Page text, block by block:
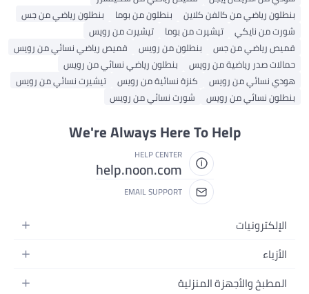
بنطلون رياضي من كالفن كلاين
بنطلون من بوما
بنطلون رياضي من جس
شورت من نايكي
تيشيرت من بوما
تيشيرت من رويس
قميص رياضي من جس
بنطلون من رويس
قميص رياضي نسائي من رويس
حمالات صدر رياضية من رويس
بنطلون رياضي نسائي من رويس
هودي نسائي من رويس
كنزة نسائية من رويس
تيشيرت نسائي من رويس
بنطلون نسائي من رويس
شورت نسائي من رويس
We're Always Here To Help
HELP CENTER
help.noon.com
EMAIL SUPPORT
الإلكترونيات
الجوالات
اللابتوبات
الأزياء
أزياء نسائية
المطبخ والأجهزة المنزلية